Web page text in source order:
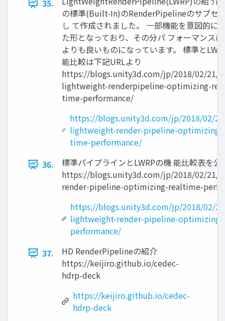
35.
の標準(Built-In)のRenderPipelineのサブセ
し て作成されました。 一部機能を意図的に
た形となっており、その分パ フォーマンス
よりも良いものになっています。 標準と
能比較は下記URLより
https://blogs.unity3d.com/jp/2018/02/21/
lightweight-renderpipeline-optimizing-
time-performance/
https://blogs.unity3d.com/jp/2018/02/
lightweight-render-pipeline-optimizing-
time-performance/
36.
標準パイプラインとLWRPの機 能比較表を
https://blogs.unity3d.com/jp/2018/02/21/
render-pipeline-optimizing-realtime-
https://blogs.unity3d.com/jp/2018/02/
lightweight-render-pipeline-
performance/
37.
HD RenderPipelineの紹介
https://keijiro.github.io/cedec-
hdrp-deck
https://keijiro.github.io/cedec-
hdrp-deck